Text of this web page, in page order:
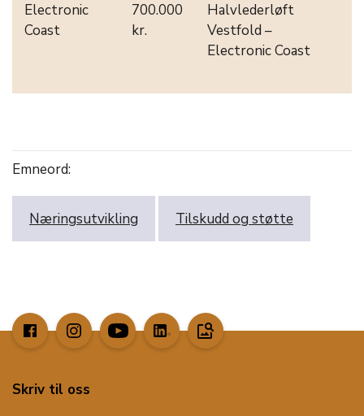
Electronic
Coast
700.000
kr.
Halvlederløft
Vestfold –
Electronic Coast
Emneord:
Næringsutvikling Tilskudd og støtte
image_search
Skriv til oss